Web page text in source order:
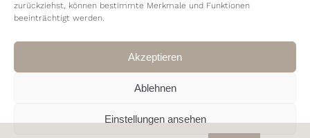
zurückziehst, können bestimmte Merkmale und Funktionen
beeinträchtigt werden.
Akzeptieren
Ablehnen
Einstellungen ansehen
Kommunikationsdesign | Alle Rechte vorbehalten